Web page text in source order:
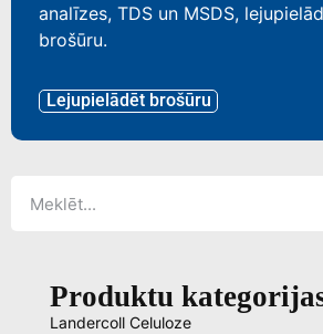
analīzes, TDS un MSDS,
brošūru.
Lejupielādēt brošūru
Produktu
Landercoll Celuloze